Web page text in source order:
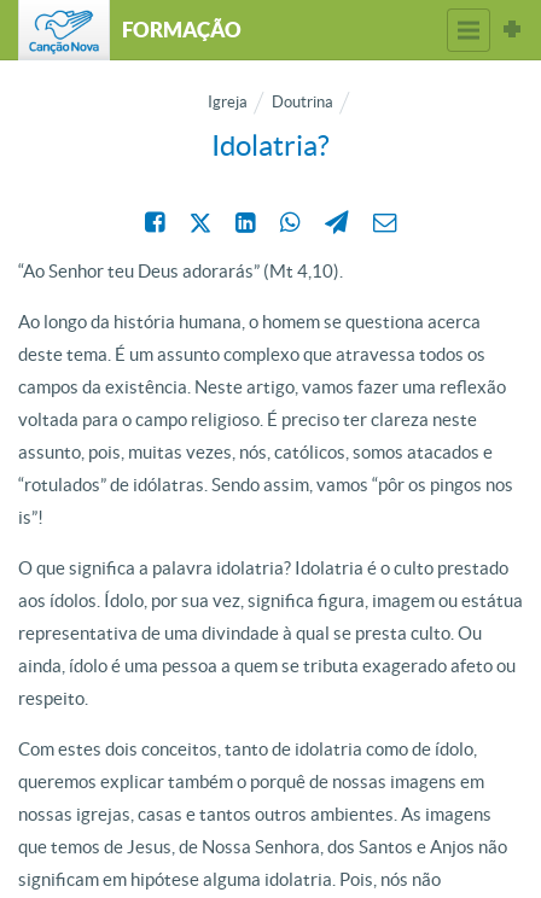
FORMAÇÃO
Igreja Doutrina
Idolatria?
“Ao Senhor teu Deus adorarás” (Mt 4,10).
Ao longo da história humana, o homem se questiona acerca
deste tema. É um assunto complexo que atravessa todos os
campos da existência. Neste artigo, vamos fazer uma reflexão
voltada para o campo religioso. É preciso ter clareza neste
assunto, pois, muitas vezes, nós, católicos, somos atacados e
“rotulados” de idólatras. Sendo assim, vamos “pôr os pingos nos
is”!
O que significa a palavra idolatria? Idolatria é o culto prestado
aos ídolos. Ídolo, por sua vez, significa figura, imagem ou estátua
representativa de uma divindade à qual se presta culto. Ou
ainda, ídolo é uma pessoa a quem se tributa exagerado afeto ou
respeito.
Com estes dois conceitos, tanto de idolatria como de ídolo,
queremos explicar também o porquê de nossas imagens em
nossas igrejas, casas e tantos outros ambientes. As imagens
que temos de Jesus, de Nossa Senhora, dos Santos e Anjos não
significam em hipótese alguma idolatria. Pois, nós não